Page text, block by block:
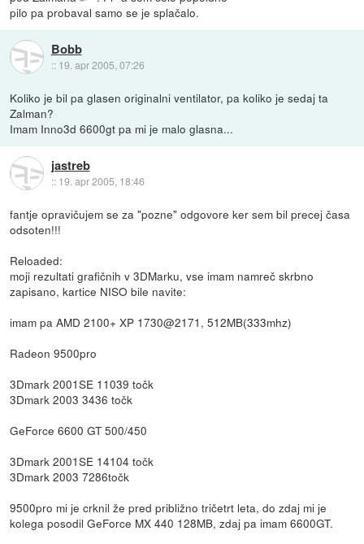
pilo pa probaval samo se je splačalo.
Bobb
:: 19. apr 2005, 07:26
Koliko je bil pa glasen originalni ventilator, pa koliko je sedaj ta
Zalman?
Imam Inno3d 6600gt pa mi je malo glasna...
jastreb
:: 19. apr 2005, 18:46
fantje opravičujem se za "pozne" odgovore ker sem bil precej časa
odsoten!!!
Reloaded:
moji rezultati grafičnih v 3DMarku, vse imam namreč skrbno
zapisano, kartice NISO bile navite:
imam pa AMD 2100+ XP 1730@2171, 512MB(333mhz)
Radeon 9500pro
3Dmark 2001SE 11039 točk
3Dmark 2003 3436 točk
GeForce 6600 GT 500/450
3Dmark 2001SE 14104 točk
3Dmark 2003 7286točk
9500pro mi je crknil že pred približno tričetrt leta, do zdaj mi je
kolega posodil GeForce MX 440 128MB, zdaj pa imam 6600GT.